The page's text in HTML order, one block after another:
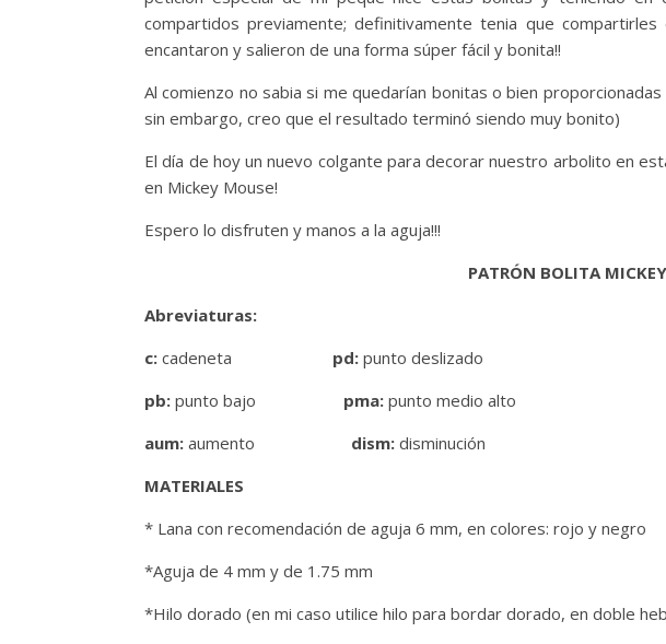
compartidos previamente; definitivamente tenia que
encantaron y salieron de una forma súper fácil y bonita!!
Al comienzo no sabia si me quedarían bonitas o bien
sin embargo, creo que el resultado terminó siendo muy bonito)
El día de hoy un nuevo colgante para decorar nuestro arbolito en
en Mickey Mouse!
Espero lo disfruten y manos a la aguja!!!
PATRÓN BOLITA MICKEY
Abreviaturas:
c: cadeneta pd: punto deslizado
pb: punto bajo pma: punto medio alto
aum: aumento dism: disminución
MATERIALES
* Lana con recomendación de aguja 6 mm, en colores: rojo y negro
*Aguja de 4 mm y de 1.75 mm
*Hilo dorado (en mi caso utilice hilo para bordar dorado, en doble